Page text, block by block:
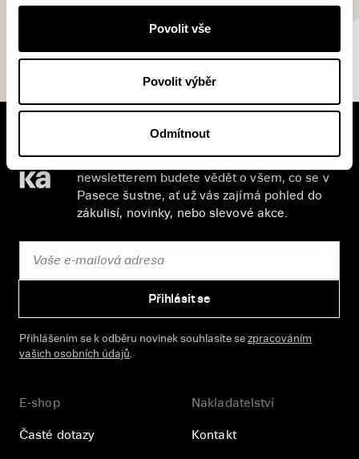
Povolit vše
Povolit výběr
Odmítnout
V pracovní době se nebudou číst noviny!
Knižní novinky si čtěte! S naším
newsletterem budete vědět o všem, co se v
Pasece šustne, ať už vás zajímá pohled do
zákulisí, novinky, nebo slevové akce.
Přihlásit se
Přihlášením se k odběru novinek souhlasíte se zpracováním
vašich osobních údajů.
E-shop
Časté dotazy
Nakladatelství
Kontakt